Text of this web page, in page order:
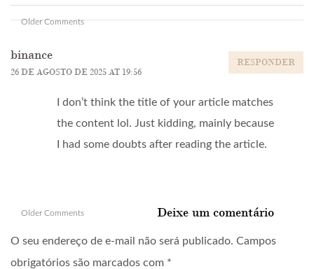
Comment
Older Comments
binance
26 DE AGOSTO DE 2025 AT 19:56
RESPONDER
I don’t think the title of your article matches
the content lol. Just kidding, mainly because
I had some doubts after reading the article.
Comment
Older Comments Deixe um comentário
O seu endereço de e-mail não será publicado. Campos
obrigatórios são marcados com *